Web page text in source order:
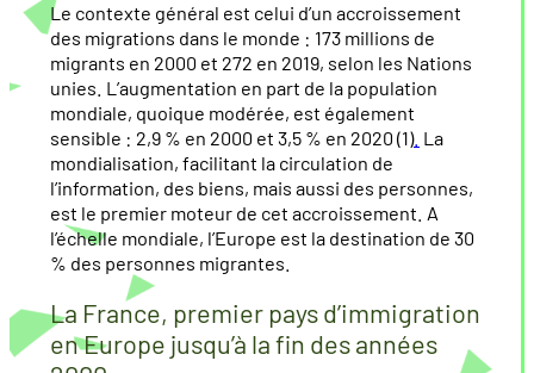
Le contexte général est celui d’un accroissement
des migrations dans le monde : 173 millions de
migrants en 2000 et 272 en 2019, selon les Nations
unies. L’augmentation en part de la population
mondiale, quoique modérée, est également
sensible : 2,9 % en 2000 et 3,5 % en 2020 (1). La
mondialisation, facilitant la circulation de
l’information, des biens, mais aussi des personnes,
est le premier moteur de cet accroissement. A
l’échelle mondiale, l’Europe est la destination de 30
% des personnes migrantes.
La France, premier pays d’immigration
en Europe jusqu’à la fin des années